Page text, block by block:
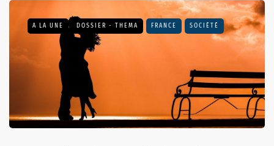
A LA UNE DOSSIER - THEMA FRANCE SOCIÉTÉ